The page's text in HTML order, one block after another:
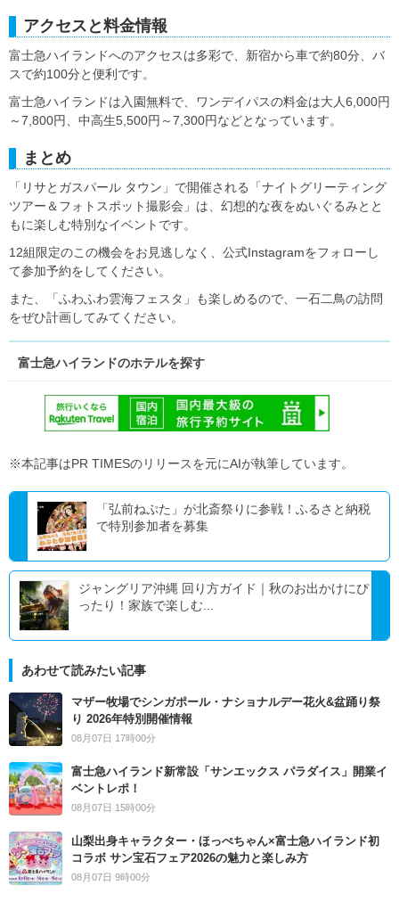
アクセスと料金情報
富士急ハイランドへのアクセスは多彩で、新宿から車で約80分、バ
スで約100分と便利です。
富士急ハイランドは入園無料で、ワンデイパスの料金は大人6,000円
～7,800円、中高生5,500円～7,300円などとなっています。
まとめ
「リサとガスパール タウン」で開催される「ナイトグリーティング
ツアー＆フォトスポット撮影会」は、幻想的な夜をぬいぐるみとと
もに楽しむ特別なイベントです。
12組限定のこの機会をお見逃しなく、公式Instagramをフォローし
て参加予約をしてください。
また、「ふわふわ雲海フェスタ」も楽しめるので、一石二鳥の訪問
をぜひ計画してみてください。
富士急ハイランドのホテルを探す
※本記事はPR TIMESのリリースを元にAIが執筆しています。
「弘前ねぷた」が北斎祭りに参戦！ふるさと納税
で特別参加者を募集
ジャングリア沖縄 回り方ガイド｜秋のお出かけにぴ
ったり！家族で楽しむ...
あわせて読みたい記事
マザー牧場でシンガポール・ナショナルデー花火&盆踊り祭
り 2026年特別開催情報
08月07日 17時00分
富士急ハイランド新常設「サンエックス パラダイス」開業イ
ベントレポ！
08月07日 15時00分
山梨出身キャラクター・ほっぺちゃん×富士急ハイランド初
コラボ サン宝石フェア2026の魅力と楽しみ方
08月07日 9時00分